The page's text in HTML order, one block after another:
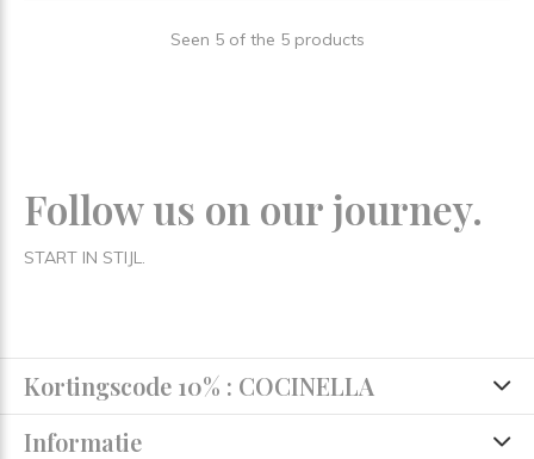
Seen 5 of the 5 products
Follow us on our journey.
START IN STIJL.
Kortingscode 10% : COCINELLA
Informatie